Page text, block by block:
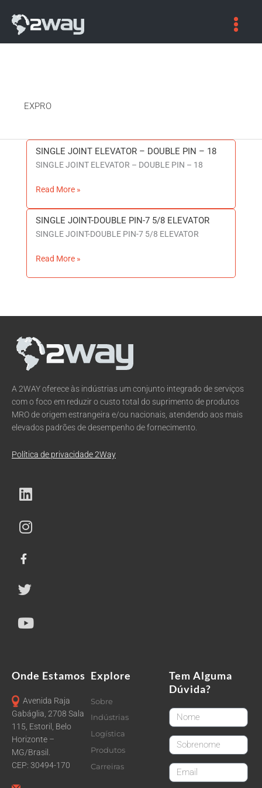
EXPRO
SINGLE JOINT ELEVATOR – DOUBLE PIN – 18
SINGLE JOINT ELEVATOR – DOUBLE PIN – 18
SINGLE
JOINT
–
PIN
–
Read More »
SINGLE JOINT-DOUBLE PIN-7 5/8 ELEVATOR
SINGLE JOINT-DOUBLE PIN-7 5/8 ELEVATOR
SINGLE
JOINT-
PIN-
Read More »
A 2WAY oferece às indústrias um conjunto integrado de serviços
com o foco em reduzir o custo total do suprimento de produtos
MRO de origem estrangeira e/ou nacionais, atendendo aos mais
elevados padrões de desempenho de fornecimento.
Política de privacidade 2Way
Onde Estamos
Avenida Raja
Gabáglia, 2708 Sala
115, Estoril, Belo
Horizonte –
MG/Brasil.
CEP: 30494-170
Explore
Sobre
Indústrias
Logística
Produtos
Carreiras
Tem Alguma
Dúvida?
FirstName
LastName
email